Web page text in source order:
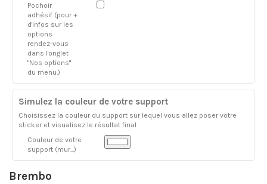
Pochoir
adhésif (pour +
d'infos sur les
options
rendez-vous
dans l'onglet
"Nos options"
du menu.)
Simulez la couleur de votre support
Choisissez la couleur du support sur lequel vous allez poser votre
sticker et visualisez le résultat final.
Couleur de votre
support (mur...)
Brembo